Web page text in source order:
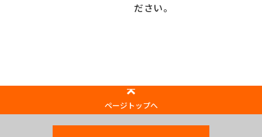
ださい。
ページトップへ